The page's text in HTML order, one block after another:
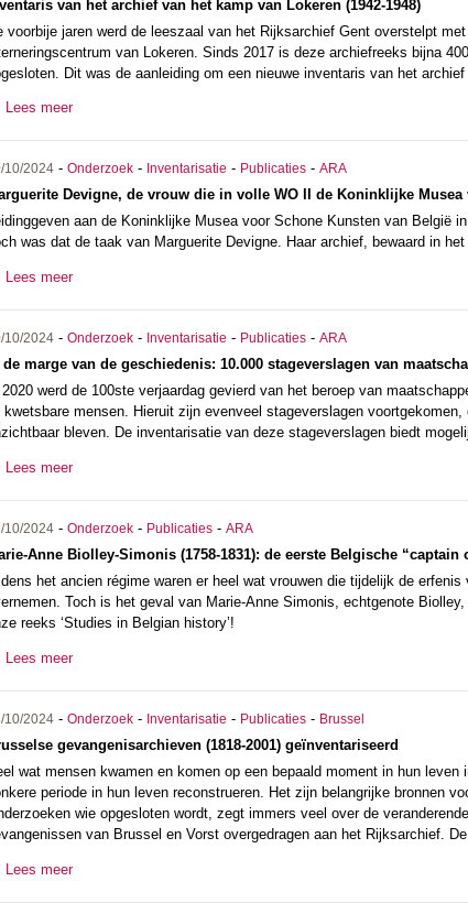
van het archief van het kamp van Lokeren (1942-1948)
voorbije jaren werd de leeszaal van het Rijksarchief Gent overstelpt
van Lokeren. Sinds 2017 is deze archiefreeks bijna
Dit was de aanleiding om een nieuwe inventaris van het archief
Lees meer
10/2024 - Onderzoek - Inventarisatie - Publicaties - ARA
Devigne, de vrouw die in volle WO II de Koninklijke
aan de Koninklijke Musea voor Schone Kunsten van België
was dat de taak van Marguerite Devigne. Haar archief, bewaard in
Lees meer
10/2024 - Onderzoek - Inventarisatie - Publicaties - ARA
de marge van de geschiedenis: 10.000 stageverslagen van
2020 werd de 100ste verjaardag gevierd van het beroep van
kwetsbare mensen. Hieruit zijn evenveel stageverslagen
bleven. De inventarisatie van deze stageverslagen biedt
Lees meer
10/2024 - Onderzoek - Publicaties - ARA
Anne Biolley-Simonis (1758-1831): de eerste Belgische “captain
het ancien régime waren er heel wat vrouwen die tijdelijk de
Toch is het geval van Marie-Anne Simonis, echtgenote
reeks ‘Studies in Belgian history’!
Lees meer
10/2024 - Onderzoek - Inventarisatie - Publicaties - Brussel
gevangenisarchieven (1818-2001) geïnventariseerd
wat mensen kwamen en komen op een bepaald moment in hun
periode in hun leven reconstrueren. Het zijn belangrijke bronnen
wie opgesloten wordt, zegt immers veel over de
van Brussel en Vorst overgedragen aan het Rijksarchief.
Lees meer